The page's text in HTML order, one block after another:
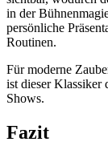
in der
persönliche
Routinen.
Für moderne
ist dieser Klassiker
Shows.
Fazit